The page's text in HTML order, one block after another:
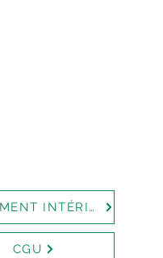
RÉGLEMENT INTÉRIEUR
CGU